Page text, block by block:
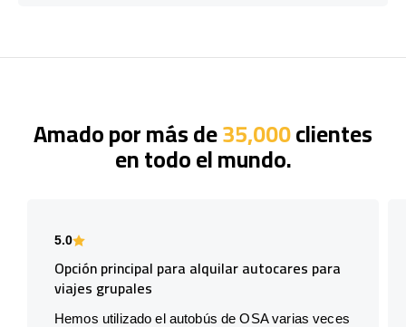
Amado por más de35,000clientes
en todo el mundo.
5.0
Opción principal para alquilar autocares para
viajes grupales
Hemos utilizado el autobús de OSA varias veces